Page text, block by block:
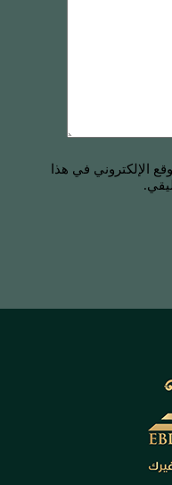
الإلكتروني في هذا